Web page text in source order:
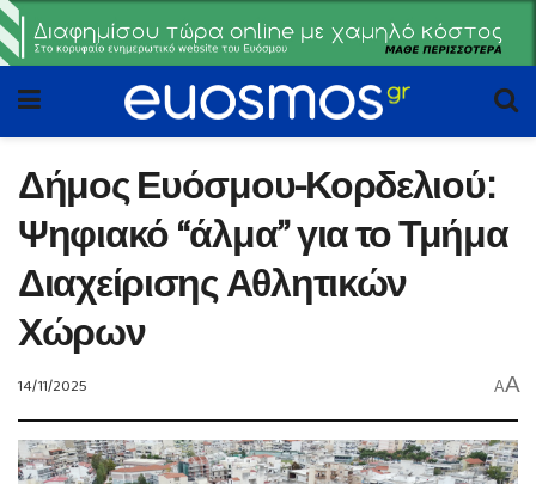
Δήμος Ευόσμου-Κορδελιού:
Ψηφιακό “άλμα” για το Τμήμα
Διαχείρισης Αθλητικών
Χώρων
14/11/2025 AA